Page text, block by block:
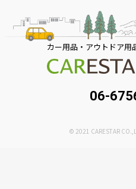
カー用品・アウトドア用
06-
© 2021 CARESTAR